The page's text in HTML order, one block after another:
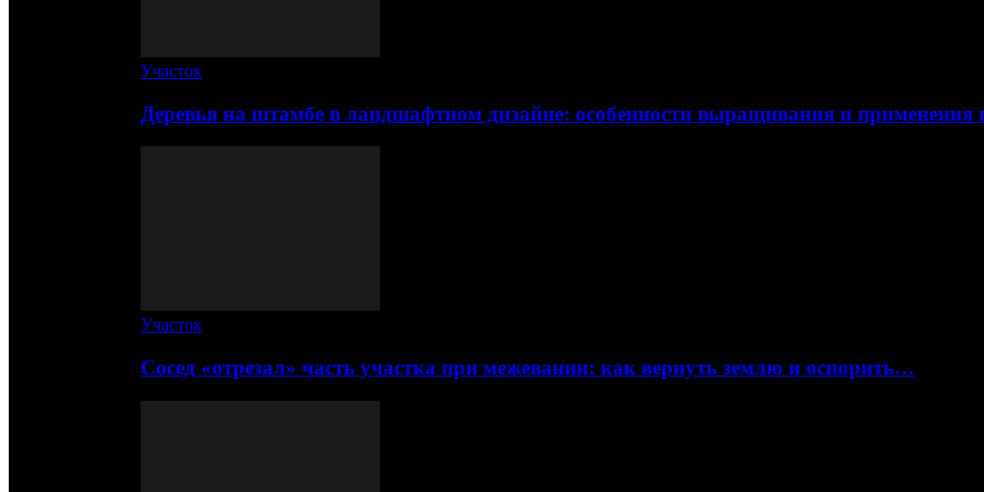
Участок
Деревья на штамбе в ландшафтном дизайне: особенности выращивания и
Участок
Сосед «отрезал» часть участка при межевании: как вернуть землю и оспорить…